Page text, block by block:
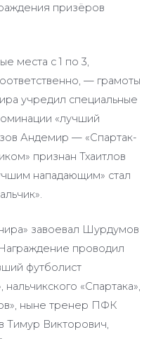
призёров
места с 1 по 3,
— грамоты
учредил специальные
«лучший
Андемир — «Спартак-
признан Тхаитлов
нападающим» стал
завоевал Шурдумов
проводил
футболист
«Спартака»,
ныне тренер ПФК
Тимур Викторович,